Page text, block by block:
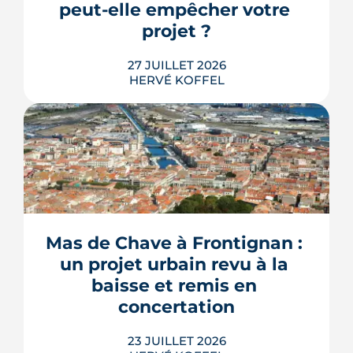
LIRE L'ARTICLE
peut-elle empêcher votre
projet ?
27 JUILLET 2026
HERVÉ KOFFEL
Construire une piscine sur son propre
terrain n'a rien d'un droit acquis. Entre
les règles du PLU et les arrêtés
sécheresse, plusieurs mécanismes
peuvent bloquer le bassin, ou son
remplissage.
LIRE L'ARTICLE
Mas de Chave à Frontignan :
un projet urbain revu à la
baisse et remis en
concertation
23 JUILLET 2026